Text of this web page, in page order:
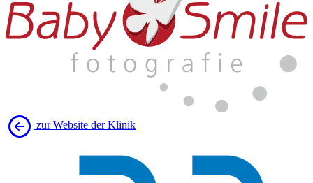
zur Website der Klinik